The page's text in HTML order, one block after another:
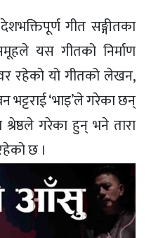
गीत सङ्गीतका
यस गीतको निर्माण
रहेको यो गीतको लेखन,
भट्टराई ‘भाइ’ले गरेका छन्
गरेका हुन् भने तारा
छ ।